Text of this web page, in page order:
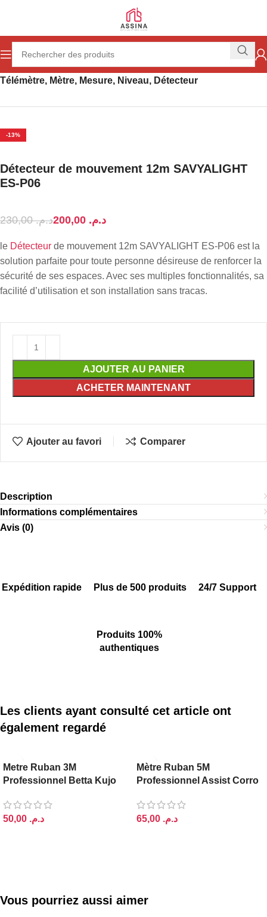
Accueil Outillage Outillage à main
Télémètre, Mètre, Mesure, Niveau, Détecteur
-13%
Détecteur de mouvement 12m SAVYALIGHT
ES-P06
د.م.230,00 د.م.
le Détecteur de mouvement 12m SAVYALIGHT ES-P06 est la
solution parfaite pour toute personne désireuse de renforcer la
sécurité de ses espaces. Avec ses multiples fonctionnalités, sa
facilité d’utilisation et son installation sans tracas.
AJOUTER AU PANIER
ACHETER MAINTENANT
Ajouter au favori Comparer
Description
Informations complémentaires
Avis (0)
Expédition rapide Plus de 500 produits 24/7 Support
Produits 100%
authentiques
Les clients ayant consulté cet article ont
également regardé
Metre Ruban 3M
Professionnel Betta Kujo
د.م.
Mètre Ruban 5M
Professionnel Assist Corro
د.م.
Vous pourriez aussi aimer